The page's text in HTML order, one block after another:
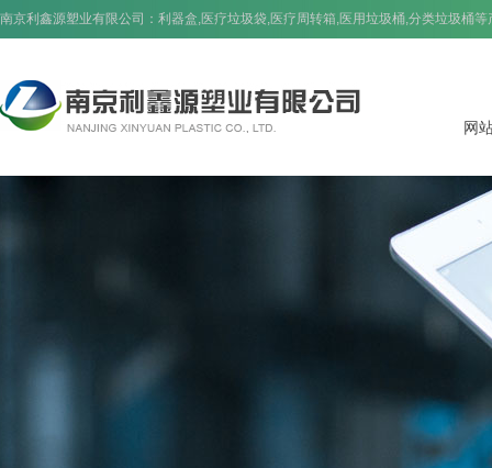
南京利鑫源塑业有限公司： 利器盒,医疗垃圾袋,医疗周转箱,医用垃圾桶,分类垃圾桶等
网